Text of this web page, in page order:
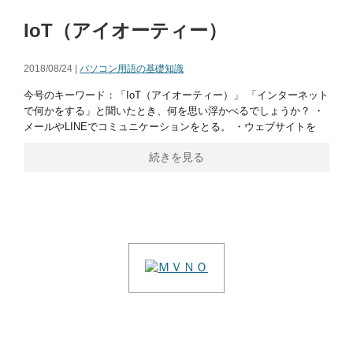
IoT（アイオーティー）
2018/08/24 | パソコン用語の基礎知識
今号のキーワード：「IoT（アイオーティー）」 「インターネット
で何かをする」と聞いたとき、何を思い浮かべるでしょうか？ ・
メールやLINEでコミュニケーションをとる。 ・ウェブサイトを
続きを見る